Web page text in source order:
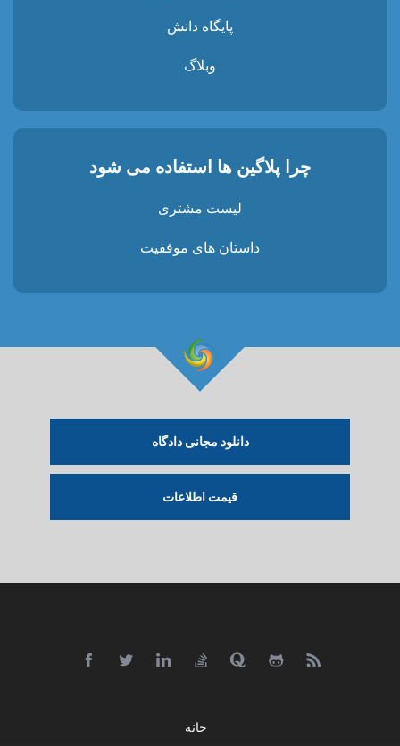
پایگاه دانش
وبلاگ
چرا پلاگین ها استفاده می شود
لیست مشتری
داستان های موفقیت
دانلود مجانی دادگاه
قیمت اطلاعات
خانه